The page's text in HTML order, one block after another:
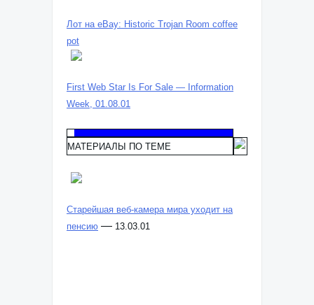
Лот на eBay: Historic Trojan Room coffee
pot
First Web Star Is For Sale — Information
Week, 01.08.01
МАТЕРИАЛЫ ПО ТЕМЕ
Старейшая веб-камера мира уходит на
пенсию — 13.03.01